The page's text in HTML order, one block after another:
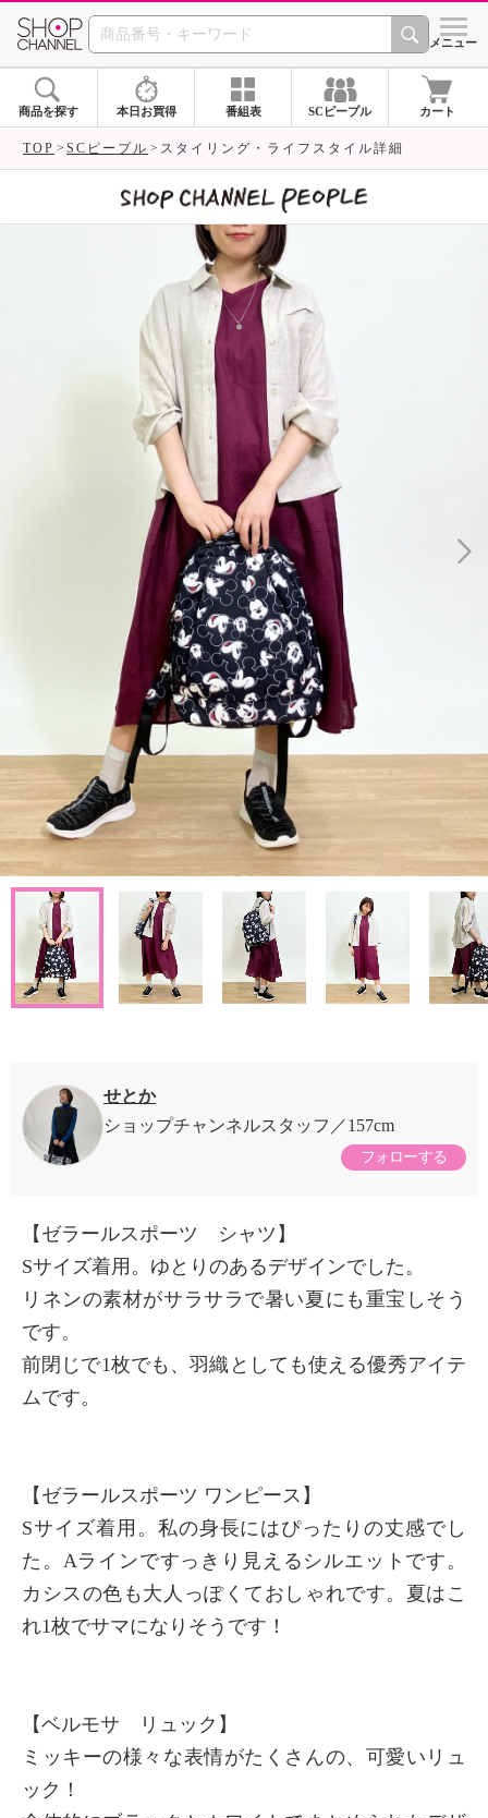
SHOP CHANNEL シメニュー
商品を探す 本日お買得 番組表 SCピープル カート
TOP SCピープル スタイリング・ライフスタイル詳細
せとか
ショップチャンネルスタッフ
157cm
フォローする
【ゼラールスポーツ シャツ】
Sサイズ着用。ゆとりのあるデザインでした。
リネンの素材がサラサラで暑い夏にも重宝しそう
です。
前閉じで1枚でも、羽織としても使える優秀アイテ
ムです。
【ゼラールスポーツ ワンピース】
Sサイズ着用。私の身長にはぴったりの丈感でし
た。Aラインですっきり見えるシルエットです。
カシスの色も大人っぽくておしゃれです。夏はこ
れ1枚でサマになりそうです！
【ベルモサ リュック】
ミッキーの様々な表情がたくさんの、可愛いリュ
ック！